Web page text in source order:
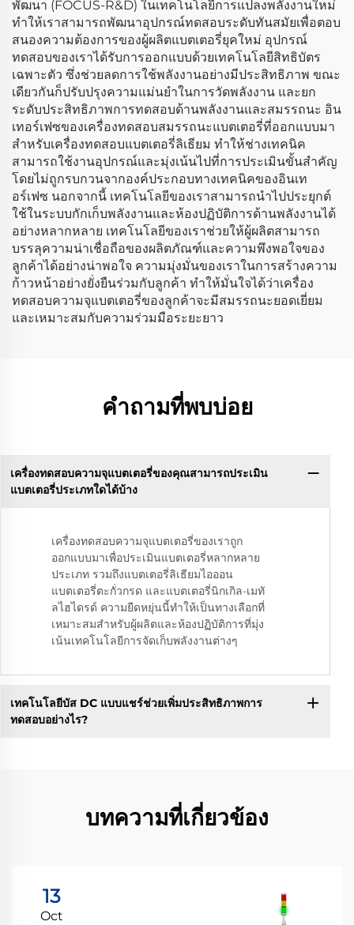
พัฒนา (FOCUS-R&D) ในเทคโนโลยีการแปลงพลังงานใหม่
ทำให้เราสามารถพัฒนาอุปกรณ์ทดสอบระดับทันสมัยเพื่อตอบ
สนองความต้องการของผู้ผลิตแบตเตอรี่ยุคใหม่ อุปกรณ์
ทดสอบของเราได้รับการออกแบบด้วยเทคโนโลยีสิทธิบัตร
เฉพาะตัว ซึ่งช่วยลดการใช้พลังงานอย่างมีประสิทธิภาพ ขณะ
เดียวกันก็ปรับปรุงความแม่นยำในการวัดพลังงาน และยก
ระดับประสิทธิภาพการทดสอบด้านพลังงานและสมรรถนะ อิน
เทอร์เฟซของเครื่องทดสอบสมรรถนะแบตเตอรี่ที่ออกแบบมา
สำหรับเครื่องทดสอบแบตเตอรี่ลิเธียม ทำให้ช่างเทคนิค
สามารถใช้งานอุปกรณ์และมุ่งเน้นไปที่การประเมินขั้นสำคัญ
โดยไม่ถูกรบกวนจากองค์ประกอบทางเทคนิคของอินเท
อร์เฟซ นอกจากนี้ เทคโนโลยีของเราสามารถนำไปประยุกต์
ใช้ในระบบกักเก็บพลังงานและห้องปฏิบัติการด้านพลังงานได้
อย่างหลากหลาย เทคโนโลยีของเราช่วยให้ผู้ผลิตสามารถ
บรรลุความน่าเชื่อถือของผลิตภัณฑ์และความพึงพอใจของ
ลูกค้าได้อย่างน่าพอใจ ความมุ่งมั่นของเราในการสร้างความ
ก้าวหน้าอย่างยั่งยืนร่วมกับลูกค้า ทำให้มั่นใจได้ว่าเครื่อง
ทดสอบความจุแบตเตอรี่ของลูกค้าจะมีสมรรถนะยอดเยี่ยม
และเหมาะสมกับความร่วมมือระยะยาว
คำถามที่พบบ่อย
เครื่องทดสอบความจุแบตเตอรี่ของคุณสามารถประเมิน
แบตเตอรี่ประเภทใดได้บ้าง
เครื่องทดสอบความจุแบตเตอรี่ของเราถูก
ออกแบบมาเพื่อประเมินแบตเตอรี่หลากหลาย
ประเภท รวมถึงแบตเตอรี่ลิเธียมไอออน
แบตเตอรี่ตะกั่วกรด และแบตเตอรี่นิกเกิล-เมทั
ลไฮไดรด์ ความยืดหยุ่นนี้ทำให้เป็นทางเลือกที่
เหมาะสมสำหรับผู้ผลิตและห้องปฏิบัติการที่มุ่ง
เน้นเทคโนโลยีการจัดเก็บพลังงานต่างๆ
เทคโนโลยีบัส DC แบบแชร์ช่วยเพิ่มประสิทธิภาพการ
ทดสอบอย่างไร?
บทความที่เกี่ยวข้อง
13
Oct